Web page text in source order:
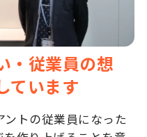
・従業員の想
ています
トの従業員になった